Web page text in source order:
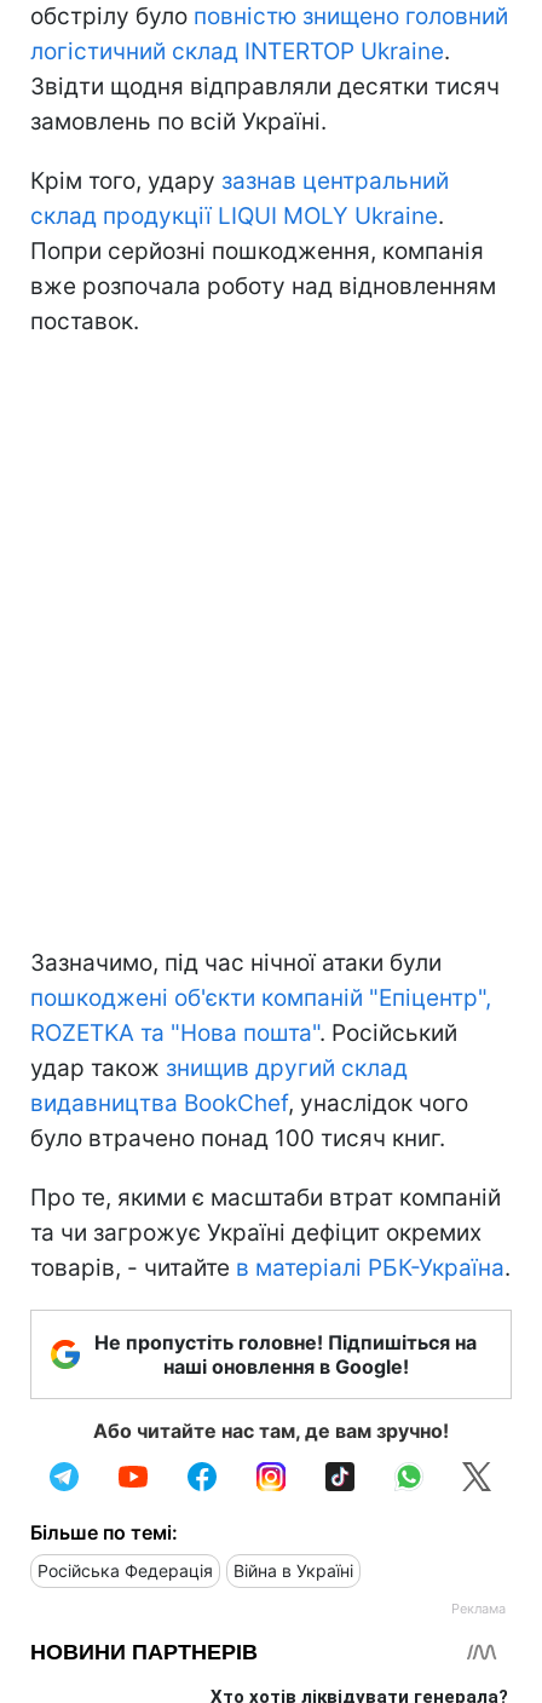
обстрілу було повністю знищено головний
логістичний склад INTERTOP Ukraine.
Звідти щодня відправляли десятки тисяч
замовлень по всій Україні.
Крім того, удару зазнав центральний
склад продукції LIQUI MOLY Ukraine.
Попри серйозні пошкодження, компанія
вже розпочала роботу над відновленням
поставок.
Зазначимо, під час нічної атаки були
пошкоджені об'єкти компаній "Епіцентр",
ROZETKA та "Нова пошта". Російський
удар також знищив другий склад
видавництва BookChef, унаслідок чого
було втрачено понад 100 тисяч книг.
Про те, якими є масштаби втрат компаній
та чи загрожує Україні дефіцит окремих
товарів, - читайте в матеріалі РБК-Україна.
Не пропустіть головне! Підпишіться на
наші оновлення в Google!
Або читайте нас там, де вам зручно!
Більше по темі:
Російська Федерація Війна в Україні